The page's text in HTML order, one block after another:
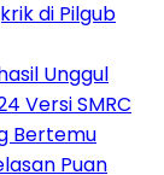
di Pilgub
Unggul
Versi SMRC
Bertemu
Puan